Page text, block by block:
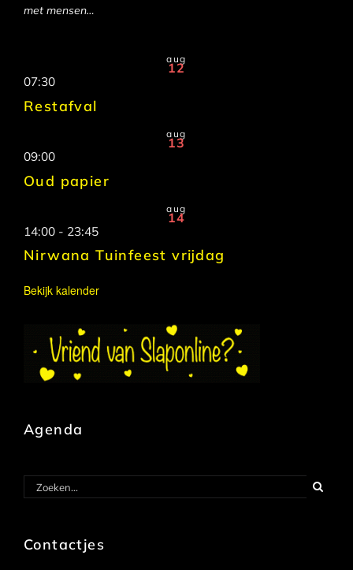
met mensen…
aug
12
07:30
Restafval
aug
13
09:00
Oud papier
aug
14
14:00 - 23:45
Nirwana Tuinfeest vrijdag
Bekijk kalender
Agenda
Zoeken
naar:
Contactjes